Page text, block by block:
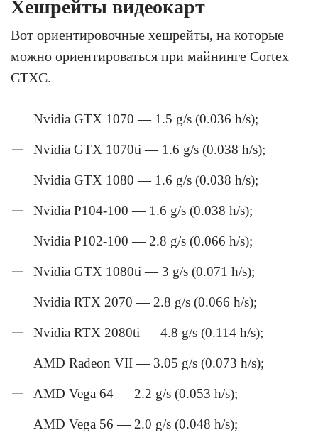
Хешрейты видеокарт
Вот ориентировочные хешрейты, на которые
можно ориентироваться при майнинге Cortex
CTXC.
Nvidia GTX 1070 — 1.5 g/s (0.036 h/s);
Nvidia GTX 1070ti — 1.6 g/s (0.038 h/s);
Nvidia GTX 1080 — 1.6 g/s (0.038 h/s);
Nvidia P104-100 — 1.6 g/s (0.038 h/s);
Nvidia P102-100 — 2.8 g/s (0.066 h/s);
Nvidia GTX 1080ti — 3 g/s (0.071 h/s);
Nvidia RTX 2070 — 2.8 g/s (0.066 h/s);
Nvidia RTX 2080ti — 4.8 g/s (0.114 h/s);
AMD Radeon VII — 3.05 g/s (0.073 h/s);
AMD Vega 64 — 2.2 g/s (0.053 h/s);
AMD Vega 56 — 2.0 g/s (0.048 h/s);